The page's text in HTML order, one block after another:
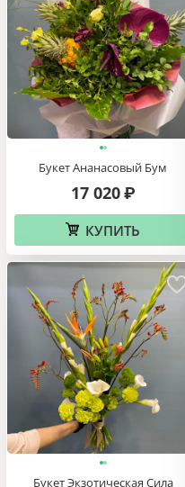
Букет из 51 красной герберы
13 910₽
КУПИТЬ
Букет Ананасовый Бум
17 020₽
КУПИТЬ